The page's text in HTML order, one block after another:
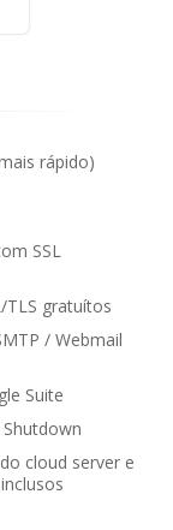
rápido)
SSL
TLS gratuítos
/ Webmail
Suite
cloud server e